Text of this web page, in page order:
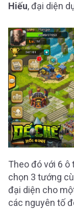
Hiếu, đại diện
Theo đó với 6
chọn 3 tướng
đại diện cho
các nguyên tố